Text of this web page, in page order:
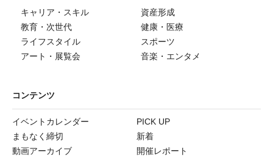
キャリア・スキル
資産形成
教育・次世代
健康・医療
ライフスタイル
スポーツ
アート・展覧会
音楽・エンタメ
コンテンツ
イベントカレンダー
PICK UP
まもなく締切
新着
動画アーカイブ
開催レポート